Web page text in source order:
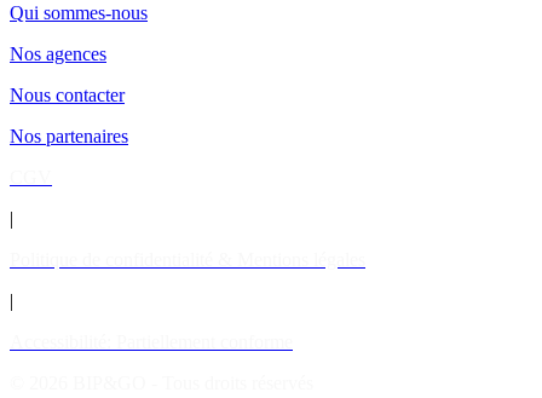
Qui sommes-nous
Nos agences
Nous contacter
Nos partenaires
|
|